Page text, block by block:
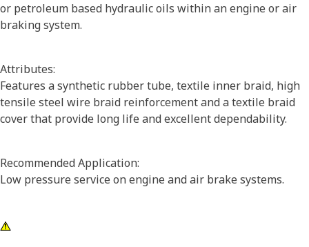
or petroleum based hydraulic oils within an engine or air
braking system.
Attributes:
Features a synthetic rubber tube, textile inner braid, high
tensile steel wire braid reinforcement and a textile braid
cover that provide long life and excellent dependability.
Recommended Application:
Low pressure service on engine and air brake systems.